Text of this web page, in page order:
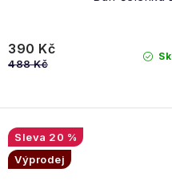
390 Kč
488 Kč
20 %
Výprodej